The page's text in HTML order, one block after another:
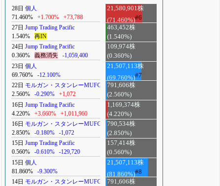
28日 個人
71.460%
+1.700% +73,788
21,580,901株
(71.460%)#6
27日 Jump Trading Pacific
1.540%
再IN
463,452株
(1.540%)
24日 Jump Trading Pacific
0.360%
義務消失 -1,059,400
109,974株
(0.360%)
23日 個人
69.760%
-12.100%
21,507,113株
(69.760%)#7
22日 モルガン・スタンレーMUFG
2.560%
-0.290% +1,072
791,606株
(2.560%)
16日 Jump Trading Pacific
4.220%
+3.660% +1,011,960
1,169,374株
(4.220%)
16日 モルガン・スタンレーMUFG
2.850%
-0.180% -1,072
790,534株
(2.850%)
15日 Jump Trading Pacific
0.560%
-0.610% -129,720
157,414株
(0.560%)
15日 個人
81.860%
-9.300%
21,507,113株
(81.860%)#8
14日 モルガン・スタンレーMUFG
791,606株